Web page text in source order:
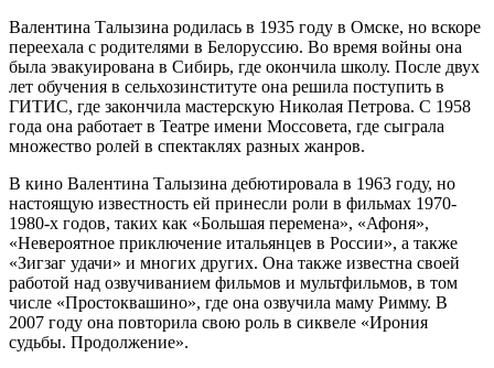
Валентина Талызина родилась в 1935 году в Омске, но вскоре
переехала с родителями в Белоруссию. Во время войны она
была эвакуирована в Сибирь, где окончила школу. После двух
лет обучения в сельхозинституте она решила поступить в
ГИТИС, где закончила мастерскую Николая Петрова. С 1958
года она работает в Театре имени Моссовета, где сыграла
множество ролей в спектаклях разных жанров.
В кино Валентина Талызина дебютировала в 1963 году, но
настоящую известность ей принесли роли в фильмах 1970-
1980-х годов, таких как «Большая перемена», «Афоня»,
«Невероятное приключение итальянцев в России», а также
«Зигзаг удачи» и многих других. Она также известна своей
работой над озвучиванием фильмов и мультфильмов, в том
числе «Простоквашино», где она озвучила маму Римму. В
2007 году она повторила свою роль в сиквеле «Ирония
судьбы. Продолжение».